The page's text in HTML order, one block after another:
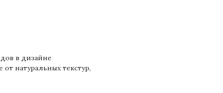
в дизайне
натуральных текстур,